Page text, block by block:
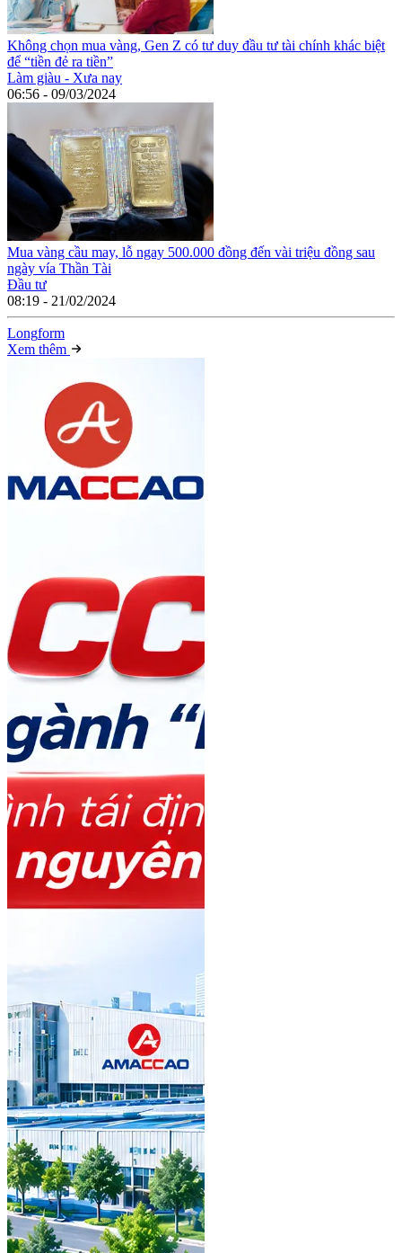
Không chọn mua vàng, Gen Z có tư duy đầu tư tài chính khác biệt
để “tiền đẻ ra tiền”
Làm giàu - Xưa nay
06:56 - 09/03/2024
Mua vàng cầu may, lỗ ngay 500.000 đồng đến vài triệu đồng sau
ngày vía Thần Tài
Đầu tư
08:19 - 21/02/2024
Longform
Xem thêm